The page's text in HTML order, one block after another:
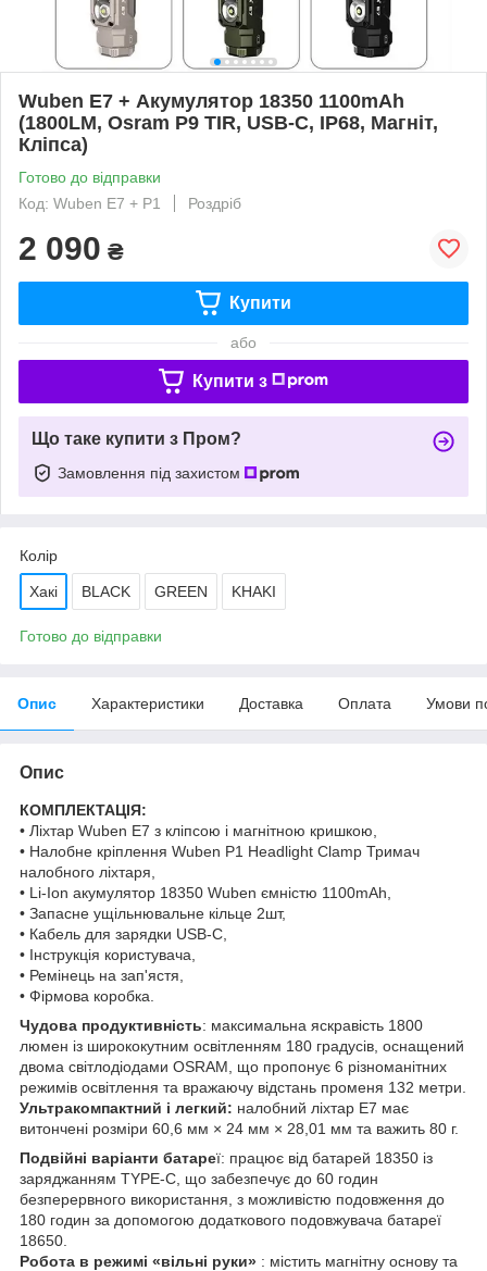
Wuben E7 + Акумулятор 18350 1100mAh
(1800LM, Osram P9 TIR, USB-C, IP68, Магніт,
Кліпса)
Готово до відправки
Код: Wuben E7 + P1
Роздріб
2 090 ₴
Купити
або
Купити з
Що таке купити з Пром?
Замовлення під захистом
Колір
Хакі BLACK GREEN KHAKI
Готово до відправки
Опис Характеристики Доставка Оплата Умови
Опис
КОМПЛЕКТАЦІЯ:
• Ліхтар Wuben E7 з кліпсою і магнітною кришкою,
• Налобне кріплення Wuben P1 Headlight Clamp Тримач
налобного ліхтаря,
• Li-Ion акумулятор 18350 Wuben ємністю 1100mAh,
• Запасне ущільнювальне кільце 2шт,
• Кабель для зарядки USB-C,
• Інструкція користувача,
• Ремінець на зап'ястя,
• Фірмова коробка.
Чудова продуктивність: максимальна яскравість 1800
люмен із ширококутним освітленням 180 градусів, оснащений
двома світлодіодами OSRAM, що пропонує 6 різноманітних
режимів освітлення та вражаючу відстань променя 132 метри.
Ультракомпактний і легкий: налобний ліхтар E7 має
витончені розміри 60,6 мм × 24 мм × 28,01 мм та важить 80 г.
Подвійні варіанти батареї: працює від батарей 18350 із
заряджанням TYPE-C, що забезпечує до 60 годин
безперервного використання, з можливістю подовження до
180 годин за допомогою додаткового подовжувача батареї
18650.
Робота в режимі «вільні руки» : містить магнітну основу та